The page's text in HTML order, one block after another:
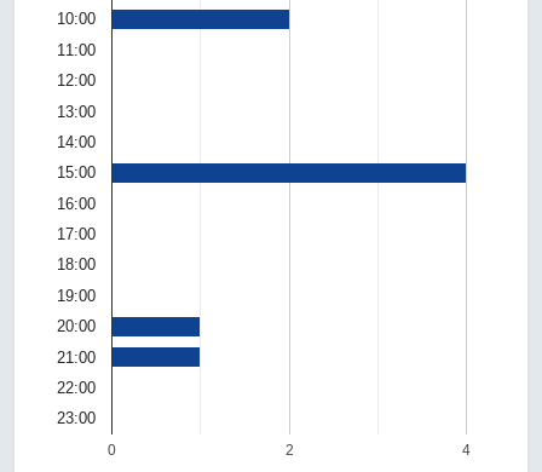
0 2 4
10:00
11:00
12:00
13:00
14:00
15:00
16:00
17:00
18:00
19:00
20:00
21:00
22:00
23:00